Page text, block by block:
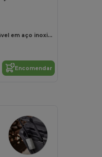
Palhinha reutilizável em aço inoxidável
Encomendar